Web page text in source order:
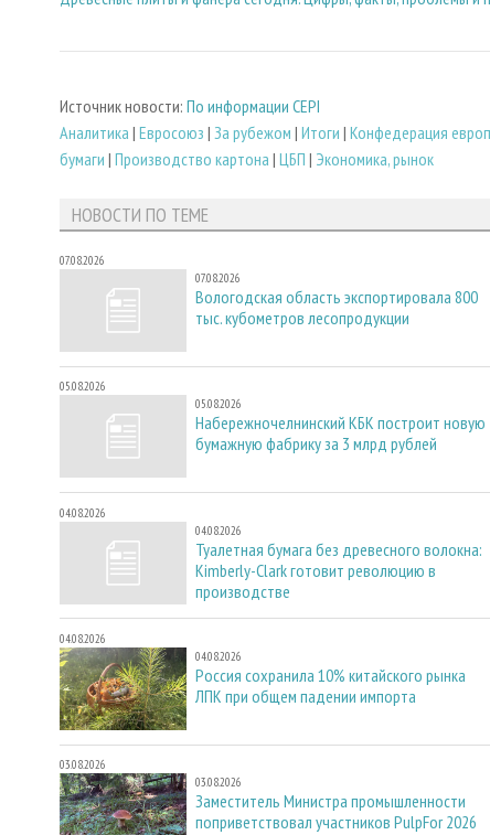
Источник новости: По информации CEPI
Аналитика | Евросоюз | За рубежом | Итоги | Конфедерация
бумаги | Производство картона | ЦБП | Экономика, рынок
НОВОСТИ ПО ТЕМЕ
07.08.2026
07.08.2026
Вологодская область экспортировала 800
тыс. кубометров лесопродукции
05.08.2026
05.08.2026
Набережночелнинский КБК построит новую
бумажную фабрику за 3 млрд рублей
04.08.2026
04.08.2026
Туалетная бумага без древесного волокна:
Kimberly-Clark готовит революцию в
производстве
04.08.2026
04.08.2026
Россия сохранила 10% китайского рынка
ЛПК при общем падении импорта
03.08.2026
03.08.2026
Заместитель Министра промышленности
поприветствовал участников PulpFor 2026